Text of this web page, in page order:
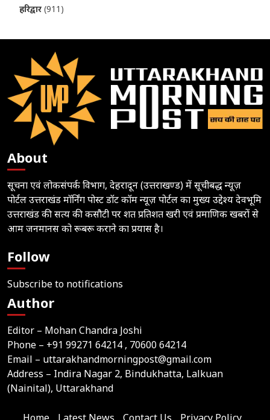
हरिद्वार (911)
About
सूचना एवं लोकसंपर्क विभाग, देहरादून (उत्तराखण्ड) में सूचीबद्ध न्यूज़
पोर्टल उत्तराखंड मॉर्निंग पोस्ट डॉट कॉम न्यूज़ पोर्टल का मुख्य उद्देश्य देवभूमि
उत्तराखंड की सत्य की कसौटी पर शत प्रतिशत खरी एवं प्रमाणिक खबरों से
आम जनमानस को रूबरू कराने का प्रयास है।
Follow
Subscribe to notifications
Author
Editor – Mohan Chandra Joshi
Phone – +91 99271 64214 , 70600 64214
Email – uttarakhandmorningpost@gmail.com
Address – Indira Nagar 2, Bindukhatta, Lalkuan
(Nainital), Uttarakhand